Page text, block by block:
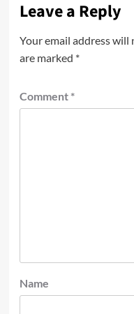
Leave a Reply
Your email address will
are marked *
Comment *
Name